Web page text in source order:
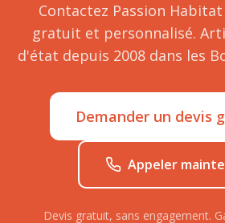
Contactez Passion
gratuit et personnalisé.
d'état depuis 2008 dans les
Demander un devis
Appeler
Devis gratuit, sans engagement.